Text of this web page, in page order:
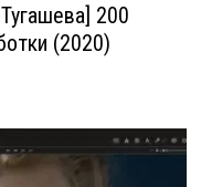
200
(2020)